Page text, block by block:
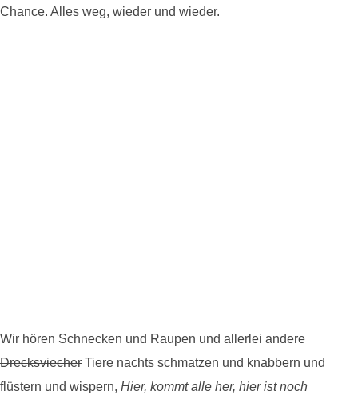
Chance. Alles weg, wieder und wieder.
Wir hören Schnecken und Raupen und allerlei andere
Drecksviecher Tiere nachts schmatzen und knabbern und
flüstern und wispern, Hier, kommt alle her, hier ist noch